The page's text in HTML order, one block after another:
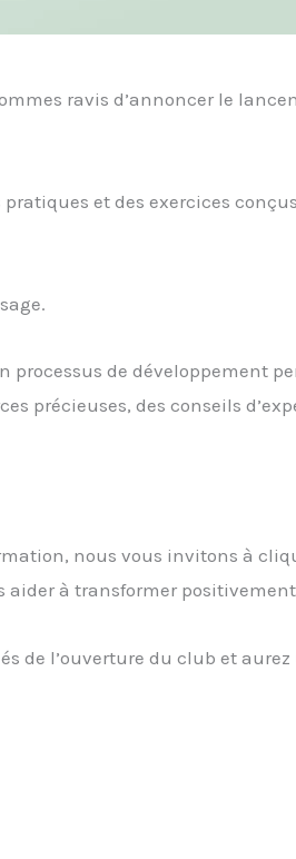
ravis d’annoncer le
et des exercices
processus de développement
précieuses, des conseils
nous vous invitons à
aider à transformer
de l’ouverture du club et